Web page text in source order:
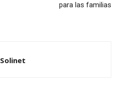
para las familias
Solinet